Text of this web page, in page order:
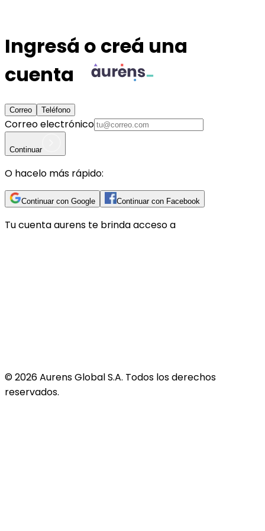
Ingresá o creá una
cuenta
Correo Teléfono
Correo electrónico
Continuar
O hacelo más rápido:
Continuar con Google Continuar con Facebook
Tu cuentaaurens te brinda acceso a
©2026Aurens Global S.A. Todos los derechos
reservados.